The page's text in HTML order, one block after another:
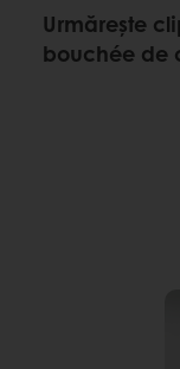
Urmărește
bouchée de